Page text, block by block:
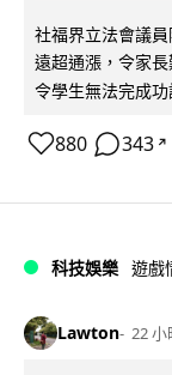
社福界立法會議
遠超通漲，令家
令學生無法完成
880 343 ↗
科技娛樂 遊戲
Lawton 22 小